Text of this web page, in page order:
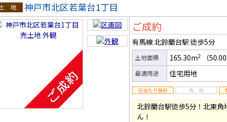
地
神戸市北区若葉台1丁目
ご成約
有馬線 北鈴蘭台駅 徒歩5分
土地面積 165.30m2 （50.00
最適用途
住宅用地
北鈴蘭台駅徒歩5分！北東
ん！